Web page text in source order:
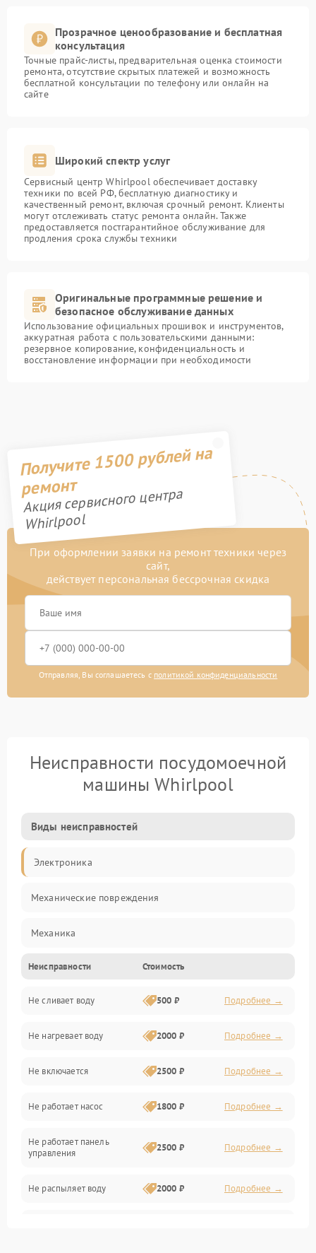
Прозрачное ценообразование и бесплатная
консультация
Точные прайс-листы, предварительная оценка стоимости
ремонта, отсутствие скрытых платежей и возможность
бесплатной консультации по телефону или онлайн на
сайте
Широкий спектр услуг
Сервисный центр Whirlpool обеспечивает доставку
техники по всей РФ, бесплатную диагностику и
качественный ремонт, включая срочный ремонт. Клиенты
могут отслеживать статус ремонта онлайн. Также
предоставляется постгарантийное обслуживание для
продления срока службы техники
Оригинальные программные решение и
безопасное обслуживание данных
Использование официальных прошивок и инструментов,
аккуратная работа с пользовательскими данными:
резервное копирование, конфиденциальность и
восстановление информации при необходимости
Получите 1500 рублей на
ремонт
Акция сервисного центра
Whirlpool
При оформлении заявки на ремонт техники через
сайт,
действует персональная бессрочная скидка
Отправляя, Вы соглашаетесь с политикой конфиденциальности
Неисправности посудомоечной
машины Whirlpool
Виды неисправностей
Электроника
Механические повреждения
Механика
Управление
Электропитание
Датчики
Нагрев
Вода
Гигиена
Программное обеспечение
Неисправности Стоимость
Не сливает воду 500 ₽ Подробнее →
Не нагревает воду 2000 ₽ Подробнее →
Не включается 2500 ₽ Подробнее →
Не работает насос 1800 ₽ Подробнее →
Не работает панель
управления
2500 ₽ Подробнее →
Не распыляет воду 2000 ₽ Подробнее →